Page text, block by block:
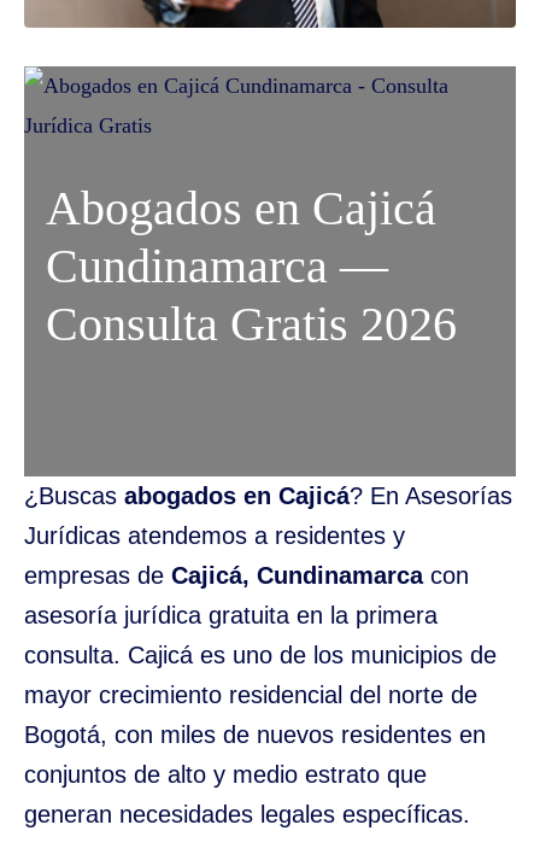
Abogados en Cajicá
Cundinamarca —
Consulta Gratis 2026
¿Buscas abogados en Cajicá? En Asesorías
Jurídicas atendemos a residentes y
empresas de Cajicá, Cundinamarcacon
asesoría jurídica gratuita en la primera
consulta. Cajicá es uno de los municipios de
mayor crecimiento residencial del norte de
Bogotá, con miles de nuevos residentes en
conjuntos de alto y medio estrato que
generan necesidades legales específicas.